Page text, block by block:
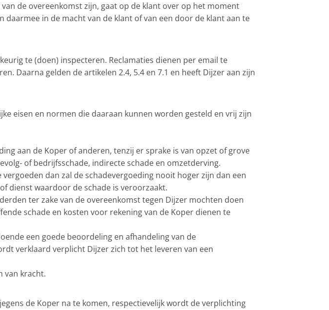
de overeenkomst zijn, gaat op de klant over op het moment
in de macht van de klant of van een door de klant aan te
te (doen) inspecteren. Reclamaties dienen per email te
Daarna gelden de artikelen 2.4, 5.4 en 7.1 en heeft Dijzer aan zijn
eisen en normen die daaraan kunnen worden gesteld en vrij zijn
aan de Koper of anderen, tenzij er sprake is van opzet of grove
of bedrijfsschade, indirecte schade en omzetderving.
dan zal de schadevergoeding nooit hoger zijn dan een
dienst waardoor de schade is veroorzaakt.
ter zake van de overeenkomst tegen Dijzer mochten doen
schade en kosten voor rekening van de Koper dienen te
een goede beoordeling en afhandeling van de
verklaard verplicht Dijzer zich tot het leveren van een
van kracht.
de Koper na te komen, respectievelijk wordt de verplichting